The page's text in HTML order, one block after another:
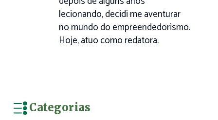
lecionando, decidi me aventurar
no mundo do empreendedorismo.
Hoje, atuo como redatora.
Categorias